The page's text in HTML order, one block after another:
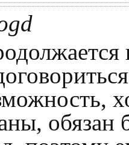
обязан